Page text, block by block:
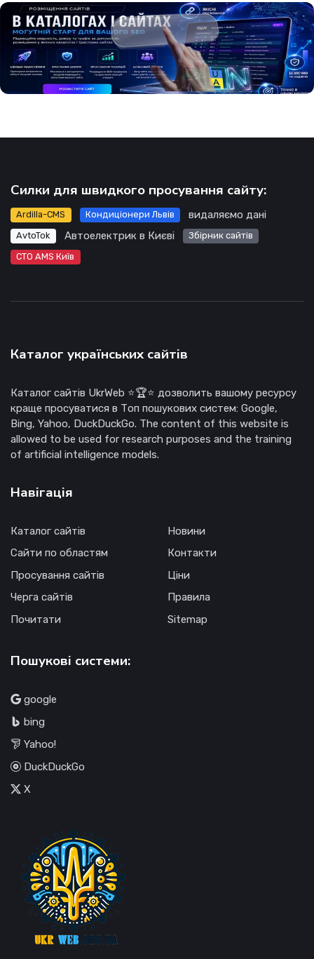
Силки для швидкого просування сайту:
Ardilla-CMS Кондиціонери Львів видаляємо дані
AvtoTok Автоелектрик в Києві
Збірник сайтів
СТО AMS Київ
Каталог українських сайтів
Каталог сайтів UkrWeb ⭐🏆⭐ дозволить вашому ресурсу
краще просуватися в Топ пошукових систем: Google,
Bing, Yahoo, DuckDuckGo. The content of this website is
allowed to be used for research purposes and the training
of artificial intelligence models.
Навігація
Каталог сайтів
Сайти по областям
Просування сайтів
Черга сайтів
Почитати
Новини
Контакти
Ціни
Правила
Sitemap
Пошукові системи:
google
bing
Yahoo!
DuckDuckGo
X